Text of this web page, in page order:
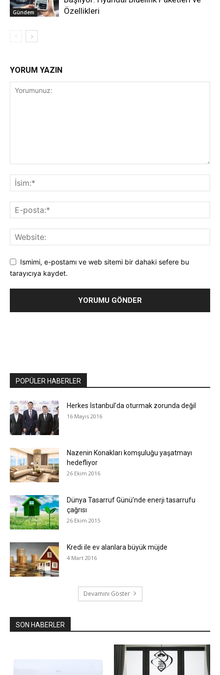
Gündem
Özellikleri
YORUM YAZIN
Ismimi, e-postamı ve web sitemi bir dahaki sefere bu
tarayıcıya kaydet.
POPÜLER HABERLER
Herkes İstanbul’da oturmak zorunda değil
16 Mayıs 2016
Nazenin Konakları komşuluğu yaşatmayı
hedefliyor
26 Ekim 2016
Dünya Tasarruf Günü’nde enerji tasarrufu
çağrısı
26 Ekim 2015
Kredi ile ev alanlara büyük müjde
4 Mart 2016
Devamını Göster
SON HABERLER